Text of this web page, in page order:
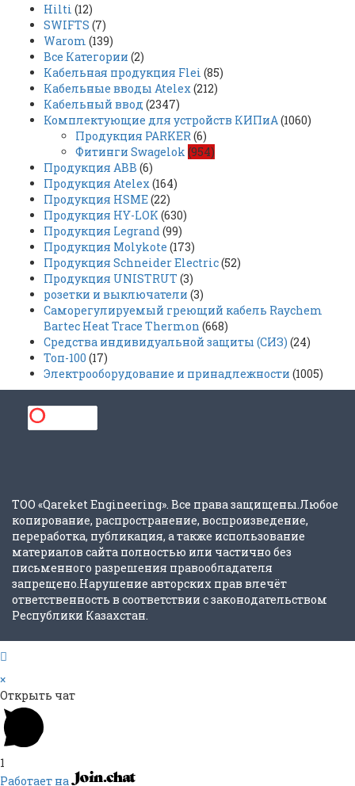
Hilti (12)
SWIFTS (7)
Warom (139)
Все Категории (2)
Кабельная продукция Flei (85)
Кабельные вводы Atelex(212)
Кабельный ввод (2347)
Комплектующие для устройств КИПиА(1060)
Продукция PARKER(6)
Фитинги Swagelok (954)
Продукция ABB (6)
Продукция Atelex(164)
Продукция HSME(22)
Продукция HY-LOK (630)
Продукция Legrand(99)
Продукция Molykote (173)
Продукция Schneider Electric(52)
Продукция UNISTRUT (3)
розетки и выключатели (3)
Саморегулируемый греющий кабель Raychem
Bartec Heat Trace Thermon (668)
Средства индивидуальной защиты (СИЗ) (24)
Топ-100 (17)
Электрооборудование и принадлежности (1005)
ТОО «Qareket Engineering». Все права защищены.Любое
копирование, распространение, воспроизведение,
переработка, публикация, а также использование
материалов сайта полностью или частично без
письменного разрешения правообладателя
запрещено.Нарушение авторских прав влечёт
ответственность в соответствии с законодательством
Республики Казахстан.
×
Открыть чат
1
Работает на